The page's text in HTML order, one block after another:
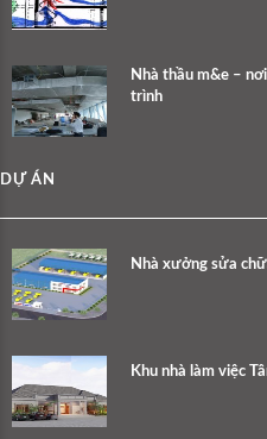
Nhà thầu m&e –
trình
DỰ ÁN
Nhà xưởng sửa
Khu nhà làm việc